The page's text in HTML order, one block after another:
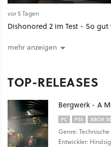
vor 5 Tagen
Dishonored 2 im Test - So
mehr anzeigen
TOP-RELEASES
Bergwerk - A
PC PS5 XBOX
Genre:
Entwickler: